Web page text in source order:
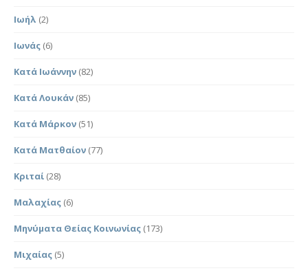
Ιωήλ (2)
Ιωνάς (6)
Κατά Ιωάννην (82)
Κατά Λουκάν (85)
Κατά Μάρκον (51)
Κατά Ματθαίον (77)
Κριταί (28)
Μαλαχίας (6)
Μηνύματα Θείας Κοινωνίας (173)
Μιχαίας (5)